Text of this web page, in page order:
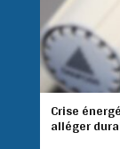
Crise
alléger